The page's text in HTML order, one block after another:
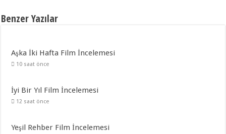
Benzer Yazılar
Aşka İki Hafta Film İncelemesi
10 saat önce
İyi Bir Yıl Film İncelemesi
12 saat önce
Yeşil Rehber Film İncelemesi